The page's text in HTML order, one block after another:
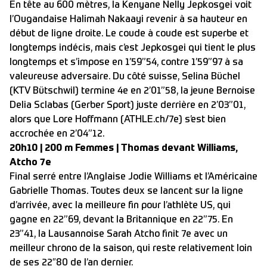
En tête au 600 mètres, la Kenyane Nelly Jepkosgei voit
l’Ougandaise Halimah Nakaayi revenir à sa hauteur en
début de ligne droite. Le coude à coude est superbe et
longtemps indécis, mais c’est Jepkosgei qui tient le plus
longtemps et s’impose en 1’59”54, contre 1’59”97 à sa
valeureuse adversaire. Du côté suisse, Selina Büchel
(KTV Bütschwil) termine 4e en 2’01”58, la jeune Bernoise
Delia Sclabas (Gerber Sport) juste derrière en 2’03”01,
alors que Lore Hoffmann (ATHLE.ch/7e) s’est bien
accrochée en 2’04”12.
20h10 | 200 m Femmes | Thomas devant Williams,
Atcho 7e
Final serré entre l’Anglaise Jodie Williams et l’Américaine
Gabrielle Thomas. Toutes deux se lancent sur la ligne
d’arrivée, avec la meilleure fin pour l’athlète US, qui
gagne en 22”69, devant la Britannique en 22”75. En
23”41, la Lausannoise Sarah Atcho finit 7e avec un
meilleur chrono de la saison, qui reste relativement loin
de ses 22″80 de l’an dernier.